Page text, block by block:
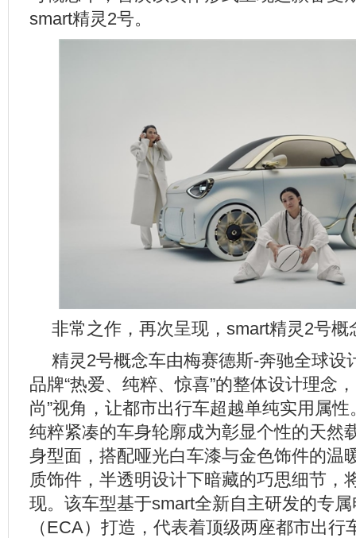
smart精灵2号。
非常之作，再次呈现，smart精灵2号概
精灵2号概念车由梅赛德斯-奔驰全球设
品牌“热爱、纯粹、惊喜”的整体设计理念
尚”视角，让都市出行车超越单纯实用属
纯粹紧凑的车身轮廓成为彰显个性的天然
身型面，搭配哑光白车漆与金色饰件的温
质饰件，半透明设计下暗藏的巧思细节，
现。该车型基于smart全新自主研发的专
（ECA）打造，代表着顶级两座都市出行